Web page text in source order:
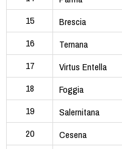
15
Brescia
16
Ternana
17
Virtus Entella
18
Foggia
19
Salernitana
20
Cesena